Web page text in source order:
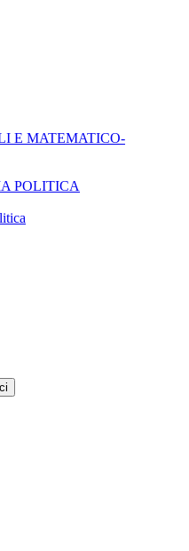
E MATEMATICO-
POLITICA